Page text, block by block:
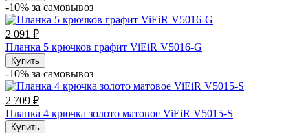
-10% за cамовывоз
2 091 ₽
Планка 5 крючков графит ViEiR V5016-G
Купить
-10% за cамовывоз
2 709 ₽
Планка 4 крючка золото матовое ViEiR V5015-S
Купить